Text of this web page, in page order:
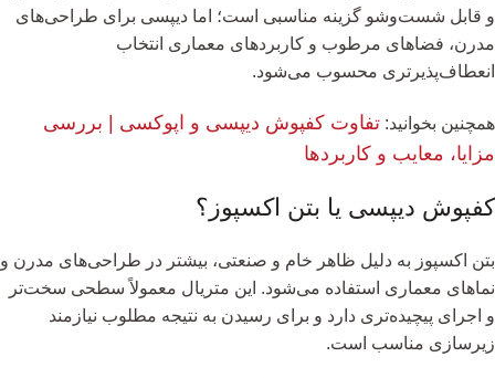
و قابل شست‌وشو گزینه مناسبی است؛ اما دیپسی برای طراحی‌های
مدرن، فضاهای مرطوب و کاربردهای معماری انتخاب
انعطاف‌پذیرتری محسوب می‌شود.
همچنین بخوانید: تفاوت کفپوش دیپسی و اپوکسی | بررسی
مزایا، معایب و کاربردها
کفپوش دیپسی یا بتن اکسپوز؟
بتن اکسپوز به دلیل ظاهر خام و صنعتی، بیشتر در طراحی‌های مدرن و
نماهای معماری استفاده می‌شود. این متریال معمولاً سطحی سخت‌تر
و اجرای پیچیده‌تری دارد و برای رسیدن به نتیجه مطلوب نیازمند
زیرسازی مناسب است.